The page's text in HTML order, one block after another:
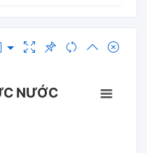
NƯỚC